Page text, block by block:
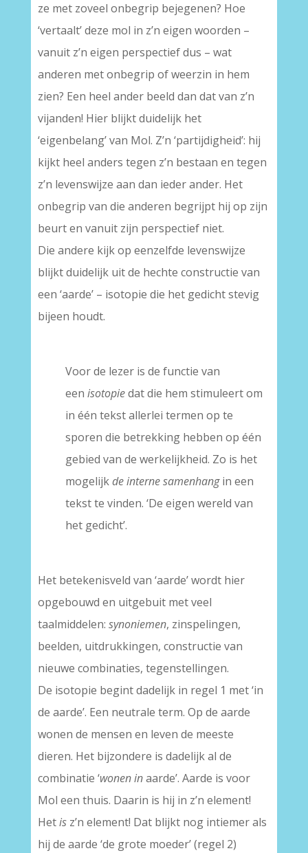
ze met zoveel onbegrip bejegenen? Hoe
‘vertaalt’ deze mol in z’n eigen woorden –
vanuit z’n eigen perspectief dus – wat
anderen met onbegrip of weerzin in hem
zien? Een heel ander beeld dan dat van z’n
vijanden! Hier blijkt duidelijk het
‘eigenbelang’ van Mol. Z’n ‘partijdigheid’: hij
kijkt heel anders tegen z’n bestaan en tegen
z’n levenswijze aan dan ieder ander. Het
onbegrip van die anderen begrijpt hij op zijn
beurt en vanuit zijn perspectief niet.
Die andere kijk op eenzelfde levenswijze
blijkt duidelijk uit de hechte constructie van
een ‘aarde’ – isotopie die het gedicht stevig
bijeen houdt.
Voor de lezer is de functie van
een isotopiedat die hem stimuleert om
in één tekst allerlei termen op te
sporen die betrekking hebben op één
gebied van de werkelijkheid. Zo is het
mogelijkde interne samenhangin een
tekst te vinden. ‘De eigen wereld van
het gedicht’.
Het betekenisveld van ‘aarde’ wordt hier
opgebouwd en uitgebuit met veel
taalmiddelen: synoniemen, zinspelingen,
beelden, uitdrukkingen, constructie van
nieuwe combinaties, tegenstellingen.
De isotopie begint dadelijk in regel 1 met ‘in
de aarde’. Een neutrale term. Op de aarde
wonen de mensen en leven de meeste
dieren. Het bijzondere is dadelijk al de
combinatie ‘wonen inaarde’. Aarde is voor
Mol een thuis. Daarin is hij in z’n element!
Hetisz’n element! Dat blijkt nog intiemer als
hij de aarde ‘de grote moeder’ (regel 2)